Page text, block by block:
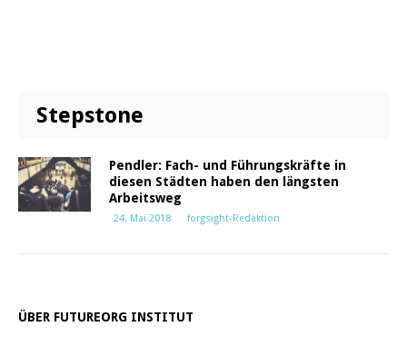
Stepstone
Pendler: Fach- und Führungskräfte in
diesen Städten haben den längsten
Arbeitsweg
24. Mai 2018 forgsight-Redaktion
ÜBER FUTUREORG INSTITUT